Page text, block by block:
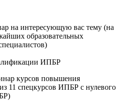
на интересующую вас тему (на
образовательных
ИПБР
курсов повышения
11 спецкурсов ИПБР с нулевого